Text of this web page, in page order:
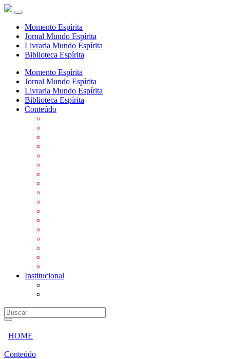
Momento Espírita
Jornal Mundo Espírita
Livraria Mundo Espírita
Biblioteca Espírita
Momento Espírita
Jornal Mundo Espírita
Livraria Mundo Espírita
Biblioteca Espírita
Conteúdo
Institucional
HOME
Conteúdo